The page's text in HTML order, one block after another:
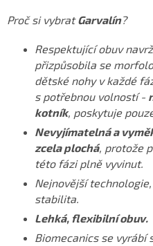
Proč si vybratGarvalín?
Respektující obuv
přizpůsobila se
dětské nohy v každé
s potřebnou volností -
kotník, poskytuje
Nevyjímatelná a
zcela plochá, protože
této fázi plně vyvinut.
Nejnovější
stabilita.
Lehká, flexibilní obuv.
Biomecanics se vyrábí